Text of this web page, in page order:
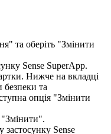
ня" та оберіть "Змінити
"Змінити".